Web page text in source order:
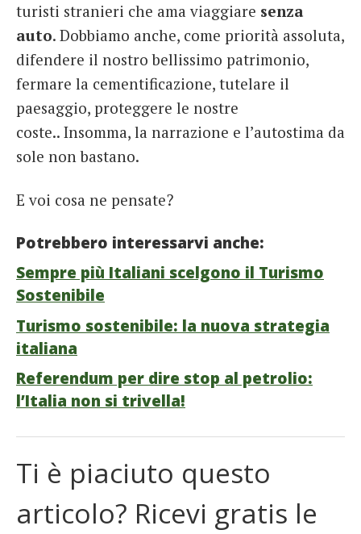
turisti stranieri che ama viaggiare senza
auto. Dobbiamo anche, come priorità assoluta,
difendere il nostro bellissimo patrimonio,
fermare la cementificazione, tutelare il
paesaggio, proteggere le nostre
coste.. Insomma, la narrazione e l’autostima da
sole non bastano.
E voi cosa ne pensate?
Potrebbero interessarvi anche:
Sempre più Italiani scelgono il Turismo
Sostenibile
Turismo sostenibile: la nuova strategia
italiana
Referendum per dire stop al petrolio:
l’Italia non si trivella!
Ti è piaciuto questo
articolo? Ricevi gratis le